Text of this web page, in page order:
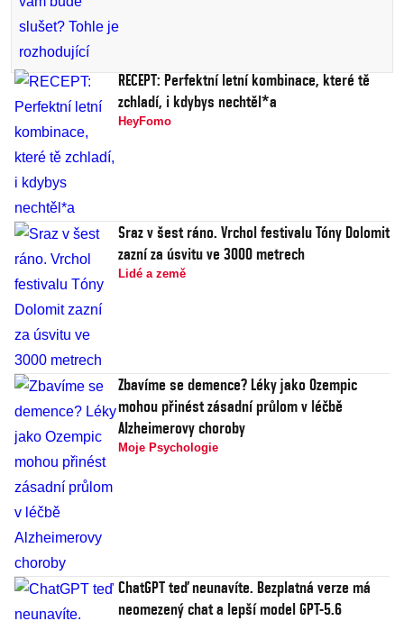
RECEPT: Perfektní letní kombinace, které tě
zchladí, i kdybys nechtěl*a
HeyFomo
Sraz v šest ráno. Vrchol festivalu Tóny Dolomit
zazní za úsvitu ve 3000 metrech
Lidé a země
Zbavíme se demence? Léky jako Ozempic
mohou přinést zásadní průlom v léčbě
Alzheimerovy choroby
Moje Psychologie
ChatGPT teď neunavíte. Bezplatná verze má
neomezený chat a lepší model GPT-5.6